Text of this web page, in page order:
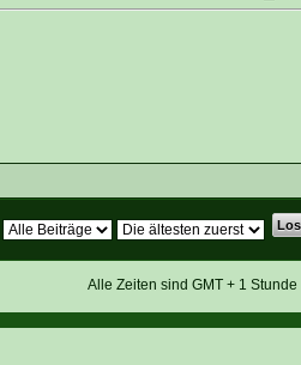
Alle Zeiten sind GMT + 1 Stunde